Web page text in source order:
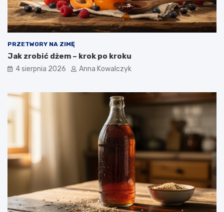
PRZETWORY NA ZIMĘ
Jak zrobić dżem – krok po kroku
4 sierpnia 2026 Anna Kowalczyk